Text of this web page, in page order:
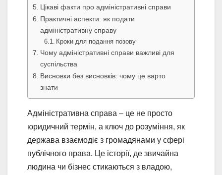
Цікаві факти про адміністративні справи
Практичні аспекти: як подати
адміністративну справу
Кроки для подання позову
Чому адміністративні справи важливі для
суспільства
Висновки без висновків: чому це варто
знати
Адміністративна справа – це не просто
юридичний термін, а ключ до розуміння, як
держава взаємодіє з громадянами у сфері
публічного права. Це історії, де звичайна
людина чи бізнес стикаються з владою,